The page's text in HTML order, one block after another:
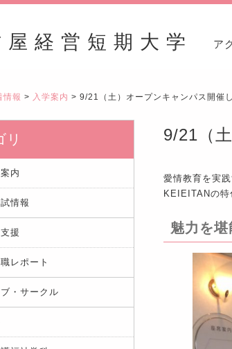
屋経営短期大学 ア
情報 > 入学案内 > 9/21（土）オープンキャンパス開催
9/21（
愛情教育を実
KEIEITANの特
魅力を
リ
内
情報
援
レポート
・サークル